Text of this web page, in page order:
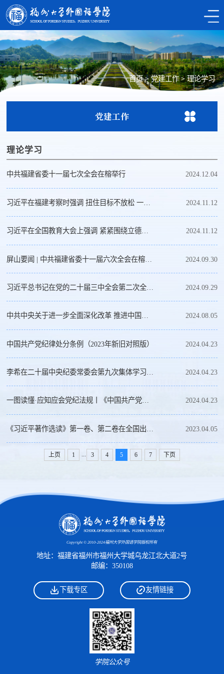
首页>党建工作>理论学习
党建工作
理论学习
中共福建省委十一届七次全会在榕举行 2024.12.04
2024.11.12
2024.11.12
2024.09.30
2024.09.29
中共中央关于进一步全面深化改革 推进中国式现代化的决定 2024.08.05
中国共产党纪律处分条例（2023年新旧对照版） 2024.04.23
2024.04.23
一图读懂·应知应会党纪法规丨《中国共产党纪律处分条例》 2024.04.23
2023.04.05
上页 1 ... 3 4 5 6 7 下页
Copyright © 2010-2024福州大学外国语学院版权所有
地址：福建省福州市福州大学城乌龙江北大道2号
邮编：350108
下载专区 友情链接
学院公众号